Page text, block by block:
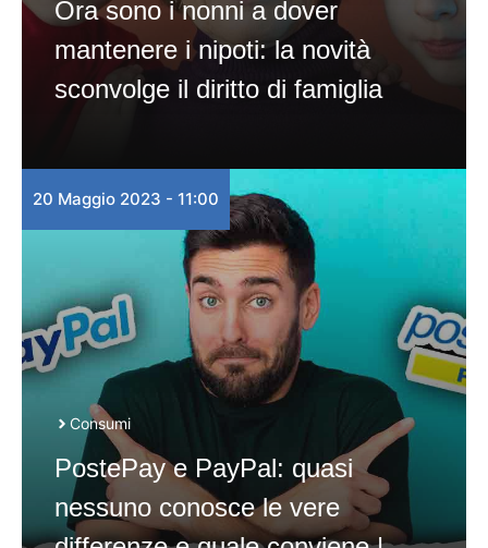
Ora sono i nonni a dover
mantenere i nipoti: la novità
sconvolge il diritto di famiglia
20 Maggio 2023 - 11:00
Consumi
PostePay e PayPal: quasi
nessuno conosce le vere